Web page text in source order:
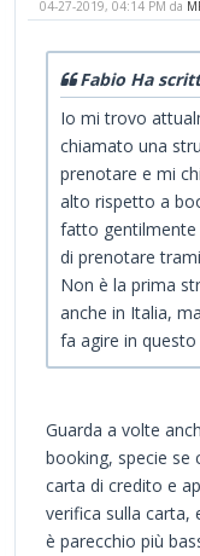
04-27-2019, 04:14 PM da
Fabio Ha
Io mi trovo
chiamato una
prenotare e mi
alto rispetto a
fatto gentilmente
di prenotare
Non è la prima
anche in Italia,
fa agire in
Guarda a volte
booking, specie se
carta di credito e
verifica sulla carta,
è parecchio più